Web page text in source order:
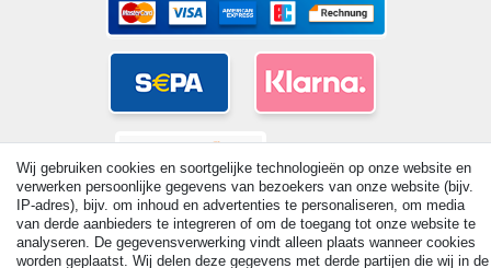
Wij gebruiken cookies en soortgelijke technologieën op onze website en
verwerken persoonlijke gegevens van bezoekers van onze website (bijv.
IP-adres), bijv. om inhoud en advertenties te personaliseren, om media
van derde aanbieders te integreren of om de toegang tot onze website te
analyseren. De gegevensverwerking vindt alleen plaats wanneer cookies
worden geplaatst. Wij delen deze gegevens met derde partijen die wij in de